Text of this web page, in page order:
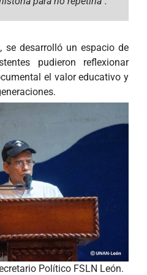
se desarrolló un espacio de
pudieron reflexionar
el valor educativo y
Político FSLN León.